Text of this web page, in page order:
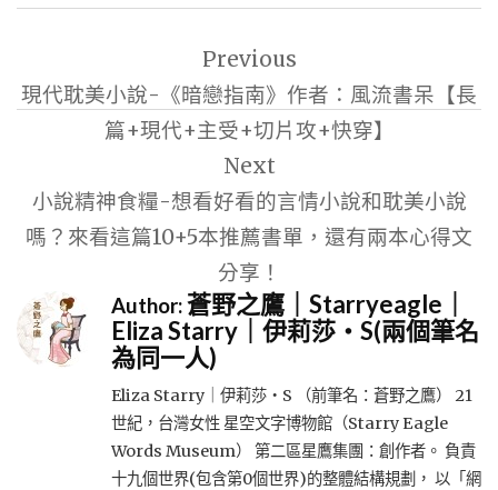
導
Previous
現代耽美小說-《暗戀指南》作者：風流書呆【長
篇+現代+主受+切片攻+快穿】
Next
小說精神食糧-想看好看的言情小說和耽美小說
嗎？來看這篇10+5本推薦書單，還有兩本心得文
分享！
Author:蒼野之鷹｜Starryeagle｜
Eliza Starry｜伊莉莎・S(兩個筆名
為同一人)
Eliza Starry｜伊莉莎・S （前筆名：蒼野之鷹） 21
世紀，台灣女性 星空文字博物館（Starry Eagle
Words Museum） 第二區星鷹集團：創作者。 負責
十九個世界(包含第0個世界)的整體結構規劃， 以「網